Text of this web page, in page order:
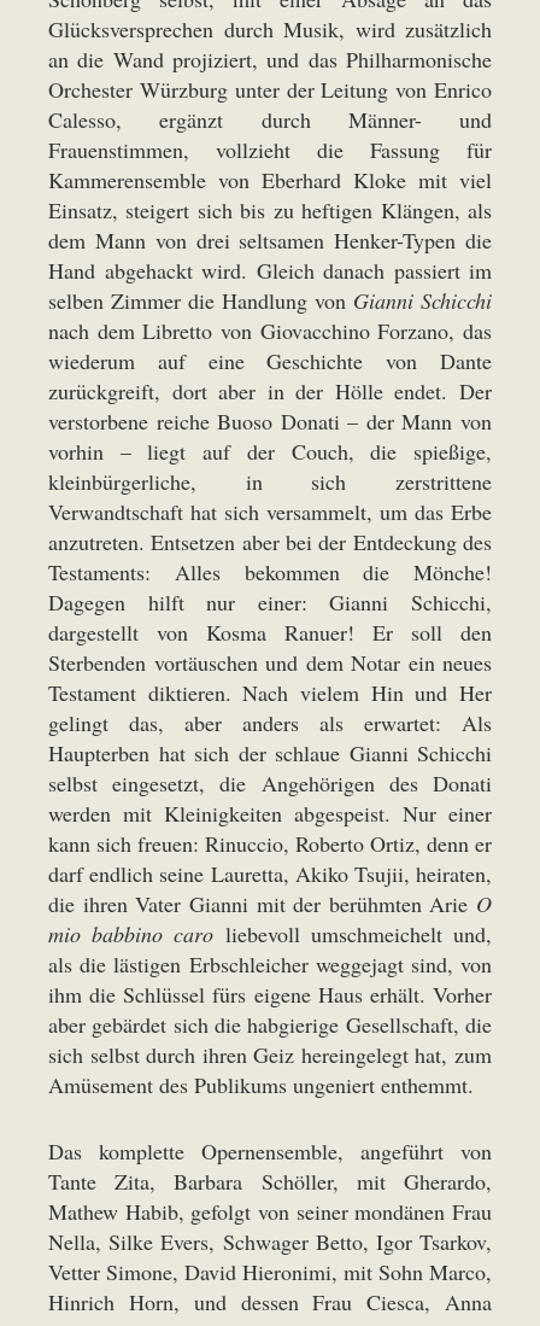
Glücksversprechen durch Musik, wird zusätzlich
an die Wand projiziert, und das Philharmonische
Orchester Würzburg unter der Leitung von Enrico
Calesso, ergänzt durch Männer- und
Frauenstimmen, vollzieht die Fassung für
Kammerensemble von Eberhard Kloke mit viel
Einsatz, steigert sich bis zu heftigen Klängen, als
dem Mann von drei seltsamen Henker-Typen die
Hand abgehackt wird. Gleich danach passiert im
selben Zimmer die Handlung von Gianni Schicchi
nach dem Libretto von Giovacchino Forzano, das
wiederum auf eine Geschichte von Dante
zurückgreift, dort aber in der Hölle endet. Der
verstorbene reiche Buoso Donati – der Mann von
vorhin – liegt auf der Couch, die spießige,
kleinbürgerliche, in sich zerstrittene
Verwandtschaft hat sich versammelt, um das Erbe
anzutreten. Entsetzen aber bei der Entdeckung des
Testaments: Alles bekommen die Mönche!
Dagegen hilft nur einer: Gianni Schicchi,
dargestellt von Kosma Ranuer! Er soll den
Sterbenden vortäuschen und dem Notar ein neues
Testament diktieren. Nach vielem Hin und Her
gelingt das, aber anders als erwartet: Als
Haupterben hat sich der schlaue Gianni Schicchi
selbst eingesetzt, die Angehörigen des Donati
werden mit Kleinigkeiten abgespeist. Nur einer
kann sich freuen: Rinuccio, Roberto Ortiz, denn er
darf endlich seine Lauretta, Akiko Tsujii, heiraten,
die ihren Vater Gianni mit der berühmten Arie O
mio babbino caro liebevoll umschmeichelt und,
als die lästigen Erbschleicher weggejagt sind, von
ihm die Schlüssel fürs eigene Haus erhält. Vorher
aber gebärdet sich die habgierige Gesellschaft, die
sich selbst durch ihren Geiz hereingelegt hat, zum
Amüsement des Publikums ungeniert enthemmt.
Das komplette Opernensemble, angeführt von
Tante Zita, Barbara Schöller, mit Gherardo,
Mathew Habib, gefolgt von seiner mondänen Frau
Nella, Silke Evers, Schwager Betto, Igor Tsarkov,
Vetter Simone, David Hieronimi, mit Sohn Marco,
Hinrich Horn, und dessen Frau Ciesca, Anna